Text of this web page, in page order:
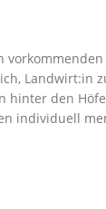
Landwirt:in
hinter den
individuell